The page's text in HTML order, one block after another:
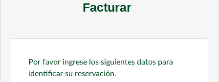
Facturar
Por favor ingrese los siguientes datos para
identificar su reservación.